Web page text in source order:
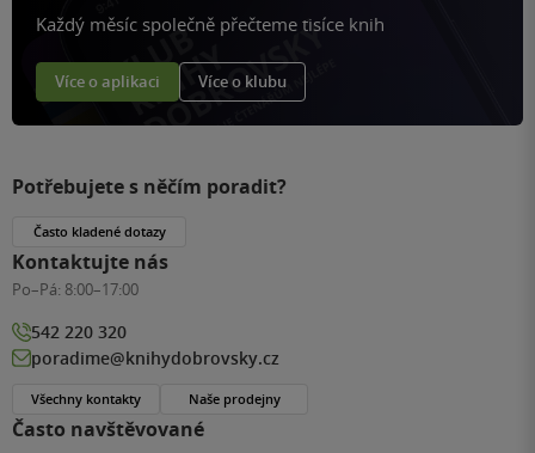
Každý měsíc společně přečteme tisíce knih
Více o aplikaci Více o klubu
Často navštěvované
Potřebujete s něčím poradit?
Často kladené dotazy
Kontaktujte nás
Po–Pá: 8:00–17:00
542 220 320
poradime@knihydobrovsky.cz
Všechny kontakty Naše prodejny